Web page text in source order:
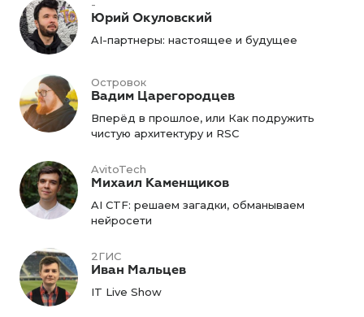
-
Юрий Окуловский
AI-партнеры: настоящее и будущее
Островок
Вадим Царегородцев
Вперёд в прошлое, или Как подружить
чистую архитектуру и RSC
AvitoTech
Михаил Каменщиков
AI CTF: решаем загадки, обманываем
нейросети
2ГИС
Иван Мальцев
IT Live Show